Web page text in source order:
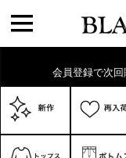
会員登録で次